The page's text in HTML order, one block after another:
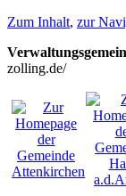
Zum Inhalt, zur
zolling.de/